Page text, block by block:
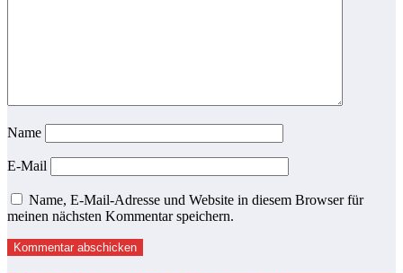
Name
E-Mail
Name, E-Mail-Adresse und Website in diesem Browser für
meinen nächsten Kommentar speichern.